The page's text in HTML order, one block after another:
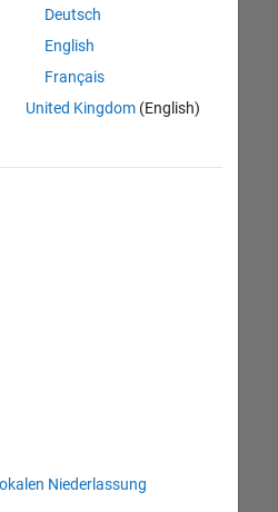
Deutsch
English
Français
United Kingdom(English)
Niederlassung